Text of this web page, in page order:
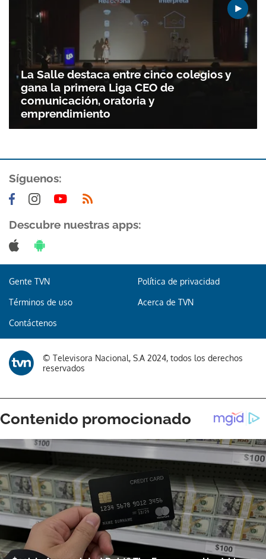
Gracias por suscribirte a nuestro boletín.
La Salle destaca entre cinco colegios y
gana la primera Liga CEO de
comunicación, oratoria y
emprendimiento
Síguenos:
Descubre nuestras apps:
Gente TVN Política de privacidad
Términos de uso Acerca de TVN
Contáctenos
© Televisora Nacional, S.A 2024, todos los derechos
reservados